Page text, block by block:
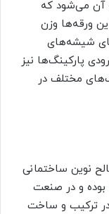
آن می‌شود که
ورقه‌ها وزن
جای شیشه‌های
پارکینگ‌ها نیز
مختلف در
نوین ساختمانی
و در صنعت
در ترکیب و ساخت